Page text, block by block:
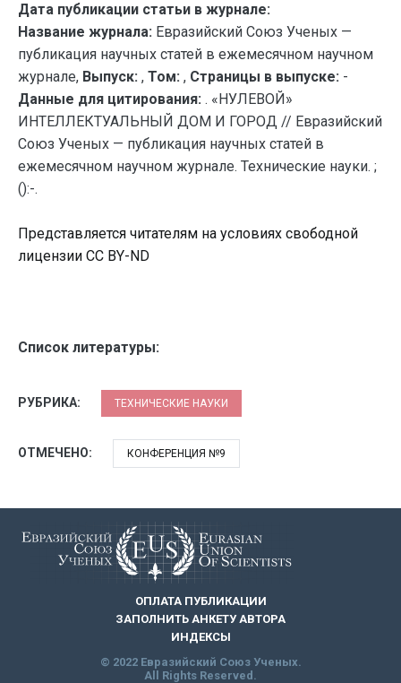
Дата публикации статьи в журнале:
Название журнала: Евразийский Союз Ученых —
публикация научных статей в ежемесячном научном
журнале, Выпуск: , Том: , Страницы в выпуске: -
Данные для цитирования: . «НУЛЕВОЙ»
ИНТЕЛЛЕКТУАЛЬНЫЙ ДОМ И ГОРОД // Евразийский
Союз Ученых — публикация научных статей в
ежемесячном научном журнале. Технические науки. ;
():-.
Представляется читателям на условиях свободной
лицензии CC BY-ND
Список литературы:
РУБРИКА: ТЕХНИЧЕСКИЕ НАУКИ
ОТМЕЧЕНО: КОНФЕРЕНЦИЯ №9
ОПЛАТА ПУБЛИКАЦИИ
ЗАПОЛНИТЬ АНКЕТУ АВТОРА
ИНДЕКСЫ
© 2022 Евразийский Союз Ученых.
All Rights Reserved.